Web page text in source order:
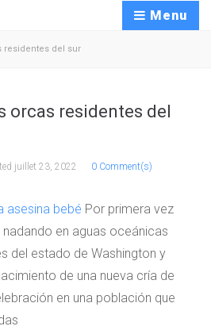
Menu
residentes del sur
orcas residentes del
juillet 23, 2022 0 Comment(s)
asesina bebé Por primera vez
en aguas oceánicas
del estado de Washington y
de una nueva cría de
en una población que